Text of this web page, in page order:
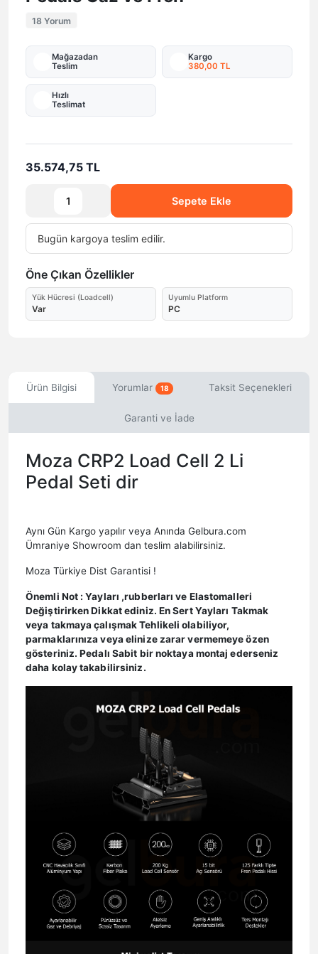
18 Yorum
Mağazadan
Teslim
Kargo
380,00 TL
Hızlı
Teslimat
35.574,75 TL
Sepete Ekle
Bugün kargoya teslim edilir.
Öne Çıkan Özellikler
Yük Hücresi (Loadcell)
Var
Uyumlu Platform
PC
Ürün Bilgisi Yorumlar 18 Taksit Seçenekleri
Garanti ve İade
Moza CRP2 Load Cell 2 Li
Pedal Seti dir
Aynı Gün Kargo yapılır veya Anında Gelbura.com
Ümraniye Showroom dan teslim alabilirsiniz.
Moza Türkiye Dist Garantisi !
Önemli Not : Yayları ,rubberları ve Elastomalleri
Değiştirirken Dikkat ediniz. En Sert Yayları Takmak
veya takmaya çalışmak Tehlikeli olabiliyor,
parmaklarınıza veya elinize zarar vermemeye özen
gösteriniz. Pedalı Sabit bir noktaya montaj ederseniz
daha kolay takabilirsiniz.